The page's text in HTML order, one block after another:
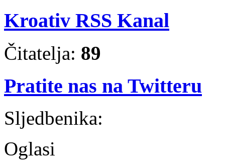
Kroativ RSS Kanal
Čitatelja: 89
Pratite nas na Twitteru
Sljedbenika:
Oglasi